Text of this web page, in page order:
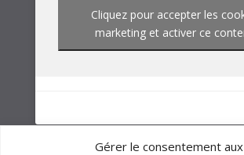
Gérer le consentement aux